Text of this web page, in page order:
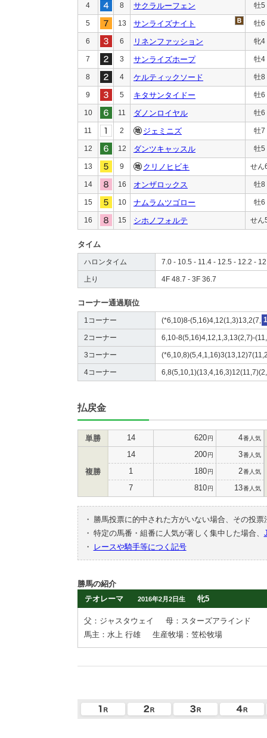
4 8 サクラルーフェン 牡5
5 13 サンライズナイト 牡6
6 6 リネンファッション 牝4
7 3 サンライズホープ 牡4
8 4 ケルティックソード 牡8
9 5 キタサンタイドー 牡6
10 11 ダノンロイヤル 牡6
11 2 ジェミニズ 牡7
12 12 ダンツキャッスル 牡5
13 9 クリノヒビキ せん
14 16 オンザロックス 牡8
15 10 ナムラムツゴロー 牡6
16 15 シホノフォルテ せん
タイム
ハロンタイム 7.0 - 10.5 - 11.4 - 12.5 - 12.2 -
上り 4F 48.7 - 3F 36.7
コーナー通過順位
1コーナー (*6,10)8-(5,16)4,12(1,3)13,2(7,
2コーナー 6,10-8(5,16)4,12,1,3,13(2,7)-(11,
3コーナー
4コーナー 6,8(5,10,1)(13,4,16,3)12(11,7)(2,
払戻金
単勝 14 620円 4番人気
複勝
14 200円 3番人気
1 180円 2番人気
7 810円 13番人気
・
勝馬投票に的中された方がいない場合、その投
・ 特定の馬番・組番に人気が著しく集中した場合、
・
レースや騎手等につく記号
勝馬の紹介
テオレーマ
2016年2月2日生 牝5
父：ジャスタウェイ
母：スターズアラインド
馬主：水上 行雄
生産牧場：笠松牧場